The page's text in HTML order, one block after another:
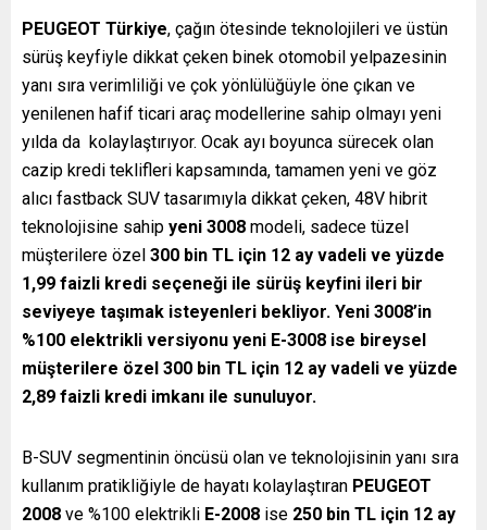
PEUGEOT Türkiye, çağın ötesinde teknolojileri ve üstün
sürüş keyfiyle dikkat çeken binek otomobil yelpazesinin
yanı sıra verimliliği ve çok yönlülüğüyle öne çıkan ve
yenilenen hafif ticari araç modellerine sahip olmayı yeni
yılda da kolaylaştırıyor. Ocak ayı boyunca sürecek olan
cazip kredi teklifleri kapsamında, tamamen yeni ve göz
alıcı fastback SUV tasarımıyla dikkat çeken, 48V hibrit
teknolojisine sahip yeni 3008 modeli, sadece tüzel
müşterilere özel 300 bin TL için 12 ay vadeli ve yüzde
1,99 faizli kredi seçeneği ile sürüş keyfini ileri bir
seviyeye taşımak isteyenleri bekliyor. Yeni 3008’in
%100 elektrikli versiyonu yeni E-3008 ise bireysel
müşterilere özel 300 bin TL için 12 ay vadeli ve yüzde
2,89 faizli kredi imkanı ile sunuluyor.
B-SUV segmentinin öncüsü olan ve teknolojisinin yanı sıra
kullanım pratikliğiyle de hayatı kolaylaştıran PEUGEOT
2008 ve %100 elektrikli E-2008 ise 250 bin TL için 12 ay